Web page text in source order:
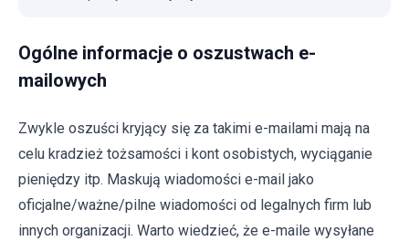
Ogólne informacje o oszustwach e-
mailowych
Zwykle oszuści kryjący się za takimi e-mailami mają na
celu kradzież tożsamości i kont osobistych, wyciąganie
pieniędzy itp. Maskują wiadomości e-mail jako
oficjalne/ważne/pilne wiadomości od legalnych firm lub
innych organizacji. Warto wiedzieć, że e-maile wysyłane